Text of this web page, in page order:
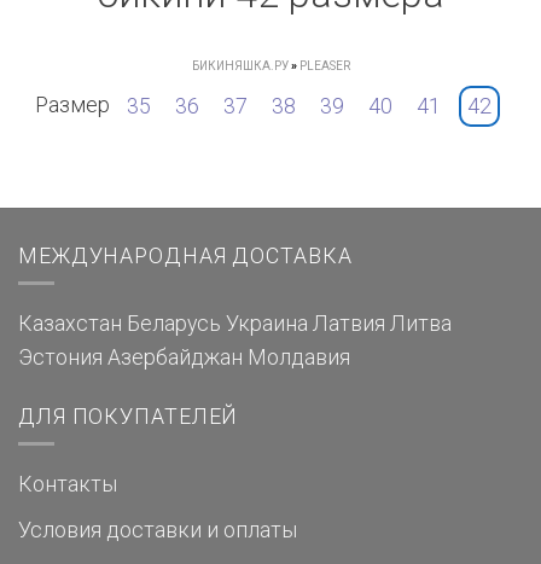
БИКИНЯШКА.РУ» PLEASER
Размер 35 36 37 38 39 40 41 42
МЕЖДУНАРОДНАЯ ДОСТАВКА
Казахстан Беларусь Украина Латвия Литва
Эстония Азербайджан Молдавия
ДЛЯ ПОКУПАТЕЛЕЙ
Контакты
Условия доставки и оплаты